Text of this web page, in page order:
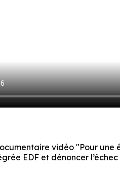
vidéo "Pour
EDF et dénoncer